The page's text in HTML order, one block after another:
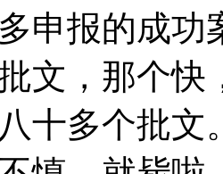
申报的成功
文，那个
十多个批文